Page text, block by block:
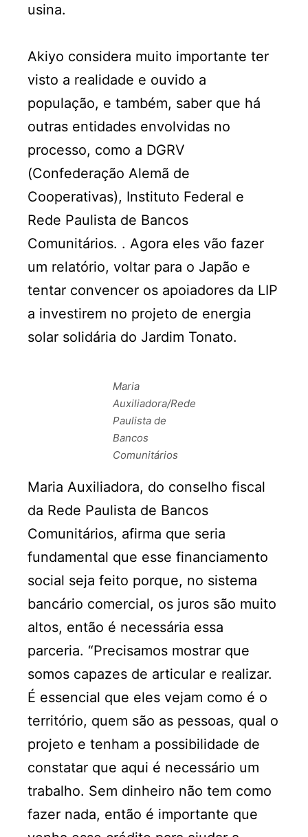
usina.
Akiyo considera muito importante ter
visto a realidade e ouvido a
população, e também, saber que há
outras entidades envolvidas no
processo, como a DGRV
(Confederação Alemã de
Cooperativas), Instituto Federal e
Rede Paulista de Bancos
Comunitários. . Agora eles vão fazer
um relatório, voltar para o Japão e
tentar convencer os apoiadores da LIP
a investirem no projeto de energia
solar solidária do Jardim Tonato.
Maria
Auxiliadora/Rede
Paulista de
Bancos
Comunitários
Maria Auxiliadora, do conselho fiscal
da Rede Paulista de Bancos
Comunitários, afirma que seria
fundamental que esse financiamento
social seja feito porque, no sistema
bancário comercial, os juros são muito
altos, então é necessária essa
parceria. “Precisamos mostrar que
somos capazes de articular e realizar.
É essencial que eles vejam como é o
território, quem são as pessoas, qual o
projeto e tenham a possibilidade de
constatar que aqui é necessário um
trabalho. Sem dinheiro não tem como
fazer nada, então é importante que